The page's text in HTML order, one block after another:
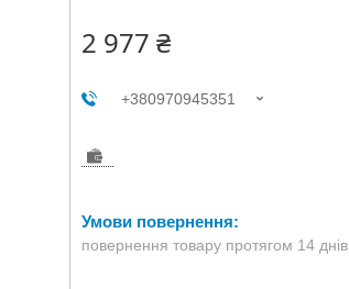
2 977 ₴
+380970945351
повернення товару протягом 14 днів